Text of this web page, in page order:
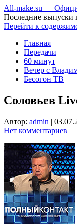
All-make.su —
Последние выпуски
Перейти к
Главная
Передачи
60 минут
Вечер с
Бесогон ТВ
Соловьев
Автор: admin |
Нет комментариев